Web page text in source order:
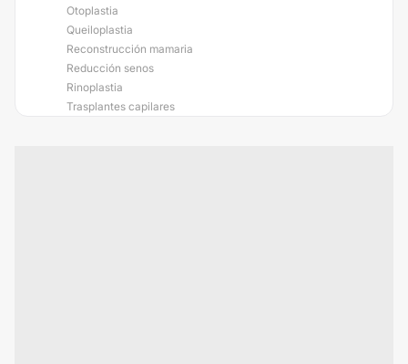
Otoplastia
Queiloplastia
Reconstrucción mamaria
Reducción senos
Rinoplastia
Trasplantes capilares